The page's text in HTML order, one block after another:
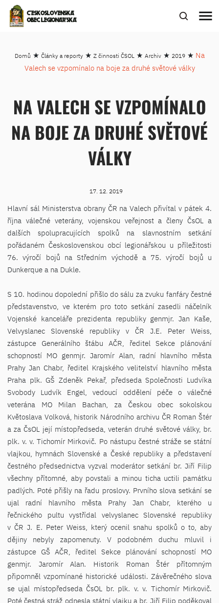
ČESKOSLOVENSKÁ
OBEC LEGIONÁŘSKÁ
menu
Domů ★ Články a reporty★ Z činnosti ČSOL★ Archiv★ 2019★ Na
Valech se vzpomínalo na boje za druhé světové války
NA VALECH SE VZPOMÍNALO
NA BOJE ZA DRUHÉ SVĚTOVÉ
VÁLKY
17. 12. 2019
Hlavní sál Ministerstva obrany ČR na Valech přivítal v pátek 4.
října válečné veterány, vojenskou veřejnost a členy ČsOL a
dalších spolupracujících spolků na slavnostním setkání
pořádaném Československou obcí legionářskou u příležitosti
76. výročí bojů na Středním východě a 75. výročí bojů u
Dunkerque a na Dukle.
S 10. hodinou dopolední přišlo do sálu za zvuku fanfáry čestné
představenstvo, ve kterém pro toto setkání zasedli náčelník
Vojenské kanceláře prezidenta republiky genmjr. Jan Kaše,
Velvyslanec Slovenské republiky v ČR J.E. Peter Weiss,
zástupce Generálního štábu AČR, ředitel Sekce plánování
schopností MO genmjr. Jaromír Alan, radní hlavního města
Prahy Jan Chabr, ředitel Krajského velitelství hlavního města
Praha plk. GŠ Zdeněk Pekař, předseda Společnosti Ludvíka
Svobody Ludvík Engel, vedoucí oddělení péče o válečné
veterána MO Milan Bachan, za Českou obec sokolskou
Květoslava Volková, historik Národního archivu ČR Roman Štér
a za ČsOL její místopředseda, veterán druhé světové války, br.
plk. v. v. Tichomír Mirkovič. Po nástupu čestné stráže se státní
vlajkou, hymnách Slovenské a České republiky a představení
čestného předsednictva vyzval moderátor setkání br. Jiří Filip
všechny přítomné, aby povstali a minou ticha uctili památku
padlých. Poté přišly na řadu proslovy. Prvního slova setkání se
ujal radní hlavního města Prahy Jan Chabr, kterého u
řečnického pultu vystřídal velvyslanec Slovenské republiky
v ČR J. E. Peter Weiss, který ocenil snahu spolků o to, aby
dějiny nebyly zapomenuty. V podobném duchu mluvil i
zástupce GŠ AČR, ředitel Sekce plánování schopností MO
genmjr. Jaromír Alan. Historik Roman Štér přítomným
připomněl vzpomínané historické události. Závěrečného slova
se ujal místopředseda ČsOL br. plk. v. v. Tichomír Mirkovič.
Poté čestná stráž odnesla státní vlajku a br. Jiří Filip poděkoval